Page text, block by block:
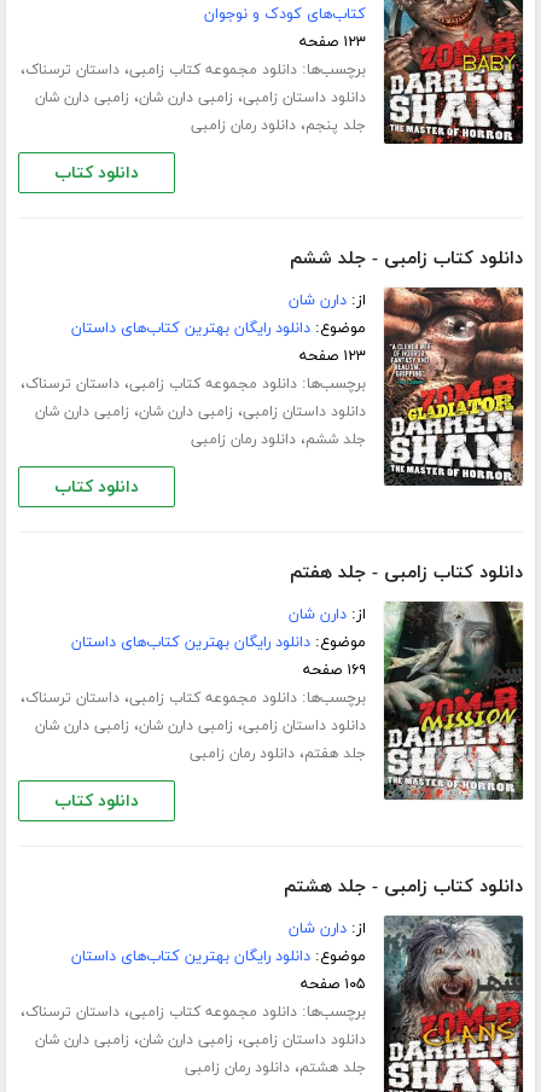
کتاب‌های کودک و نوجوان
۱۲۳ صفحه
برچسب‌ها:دانلود مجموعه کتاب زامبی،داستان ترسناک،
دانلود داستان زامبی، زامبی دارن شان، زامبی دارن شان
جلد پنجم،دانلود رمان زامبی
دانلود کتاب
دانلود کتاب زامبی - جلد ششم
از:دارن شان
موضوع:دانلود رایگان بهترین کتاب‌های داستان
۱۲۳ صفحه
برچسب‌ها:دانلود مجموعه کتاب زامبی،داستان ترسناک،
دانلود داستان زامبی، زامبی دارن شان، زامبی دارن شان
جلد ششم،دانلود رمان زامبی
دانلود کتاب
دانلود کتاب زامبی - جلد هفتم
از:دارن شان
موضوع:دانلود رایگان بهترین کتاب‌های داستان
۱۶۹ صفحه
برچسب‌ها:دانلود مجموعه کتاب زامبی،داستان ترسناک،
دانلود داستان زامبی، زامبی دارن شان، زامبی دارن شان
جلد هفتم،دانلود رمان زامبی
دانلود کتاب
دانلود کتاب زامبی - جلد هشتم
از:دارن شان
موضوع:دانلود رایگان بهترین کتاب‌های داستان
۱۰۵ صفحه
برچسب‌ها:دانلود مجموعه کتاب زامبی،داستان ترسناک،
دانلود داستان زامبی، زامبی دارن شان، زامبی دارن شان
جلد هشتم،دانلود رمان زامبی